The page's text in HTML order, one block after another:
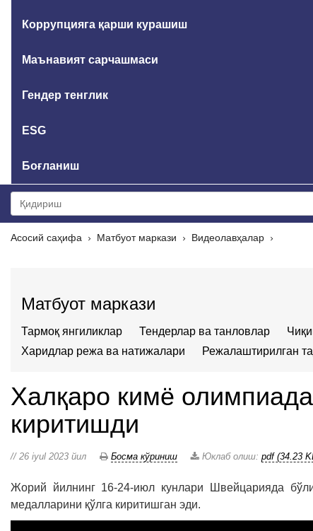
Коррупцияга қарши курашиш
Маънавият сарчашмаси
Гендер тенглик
ESG
Боғланиш
Асосий саҳифа Матбуот маркази Видеолавҳалар
Матбуот маркази
Тармоқ янгиликлар Тендерлар ва танловлар
Харидлар режа ва натижалари
Режалаштирилган
Халқаро кимё
киритишди
// 26 iyul 2023 йил Босма кўриниш Юклаб олиш: pdf (34.23
Жорий йилнинг 16-24-июл кунлари Швейцарияда
медалларини қўлга киритишган эди.